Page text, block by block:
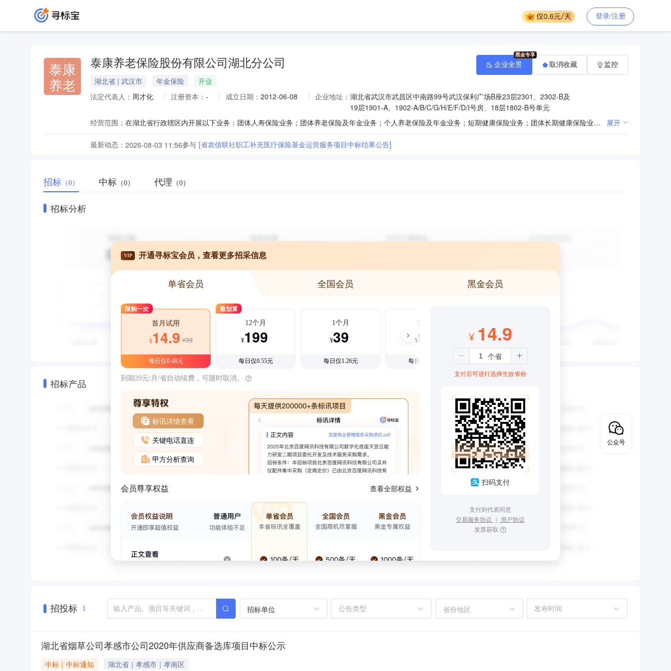
登录/注册
泰康
养老
泰康养老保险股份有限公司湖北分公司
湖北省 | 武汉市 年金保险
开业
法定代表人： 周才化 注册资本： - 成立日期： 2012-06-08 企业地址： 湖北省武汉市武昌区中南路99号武汉保利广场B座23层2301、2302-B及
19层1901-A、1902-A/B/C/G/H/E/F/D/I号房、18层1802-B号单元
经营范围：
在湖北省行政辖区内开展以下业务：团体人寿保险业务；团体养老保险及年金业务；个人养老保险及年金业务；短期健康保险业务；团体长期健康保险业务；个人长期健康保险业务；意外伤害保险业务；上述业务的再保险业务；与健康保险有关的咨询服务业务及代理业务；国家法律、法规允许的保险资金运用业务；经中国保监会批准的其他业务。（许可项目、经营期限与许可证核定项目、期限一致） 展开
最新动态： 2026-08-03 11:56参与 [省农信联社职工补充医疗保险基金运营服务项目中标结果公告]
企业全景 取消收藏 监控
招标 （0） 中标 （0） 代理 （0）
招标分析
招标产品
VIP 开通寻标宝会员，查看更多招采信息
单省会员 全国会员 黑金会员
限购一次
首月试用
¥14.9 ¥39
每日仅0.48元
最划算
12个月
¥199
每日仅0.55元
1个月
¥39
每日仅1.26元
3个月
¥99
每日仅1.08元
到期29元/月/省自动续费，可随时取消。
标讯详情查看
关键电话直连
甲方分析查询
会员尊享权益 查看全部权益
¥ 14.9
支付后可进行选择生效省份
扫码支付
支付则代表同意
交易服务协议 ｜ 用户协议
发票获取
招投标 1 招标单位 省份地区
湖北省烟草公司孝感市公司2020年供应商备选库项目中标公示
中标｜中标通知 湖北省｜孝感市｜孝南区
公众号